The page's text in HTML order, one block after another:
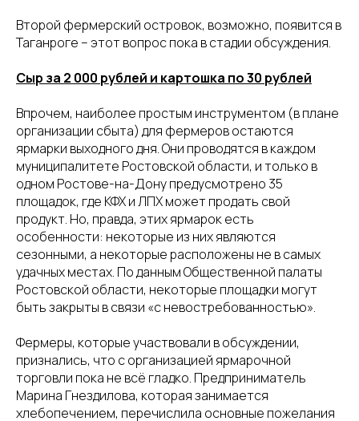
Второй фермерский островок, возможно, появится в
Таганроге – этот вопрос пока в стадии обсуждения.
Сыр за 2 000 рублей и картошка по 30 рублей
Впрочем, наиболее простым инструментом (в плане
организации сбыта) для фермеров остаются
ярмарки выходного дня. Они проводятся в каждом
муниципалитете Ростовской области, и только в
одном Ростове-на-Дону предусмотрено 35
площадок, где КФХ и ЛПХ может продать свой
продукт. Но, правда, этих ярмарок есть
особенности: некоторые из них являются
сезонными, а некоторые расположены не в самых
удачных местах. По данным Общественной палаты
Ростовской области, некоторые площадки могут
быть закрыты в связи «с невостребованностью».
Фермеры, которые участвовали в обсуждении,
признались, что с организацией ярмарочной
торговли пока не всё гладко. Предприниматель
Марина Гнездилова, которая занимается
хлебопечением, перечислила основные пожелания